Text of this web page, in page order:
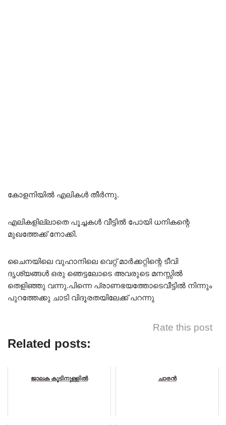
കോളനിയിൽ എലികൾ തീർന്നു.
എലികളില്ലാതെ പൂച്ചകൾ വീട്ടിൽ പോയി ധനികന്റെ
മുഖത്തേക്ക് നോക്കി.
ചൈനയിലെ വുഹാനിലെ വെറ്റ് മാർക്കറ്റിന്റെ ടീവി
ദൃശ്യങ്ങൾ ഒരു ഞെട്ടലോടെ അവരുടെ മനസ്സിൽ
തെളിഞ്ഞു വന്നു.പിന്നെ പ്രാണഭയത്തോടെവീട്ടിൽ നിന്നും
പുറത്തേക്കു ചാടി വിദൂരതയിലേക്ക് പറന്നു
Rate this post
Related posts:
ജാലക കൂടിനുള്ളിൽ ചാരൻ